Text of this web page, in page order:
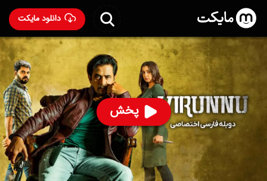
دانلود مایکت
پخش
فیلم هندی مهمانی با دوبله فارسی- Virunnu 2024
47% ۴.۱
ساخت هند سال 2024
رده سنی ۱۸+
درباره فیلم مهمانی